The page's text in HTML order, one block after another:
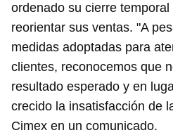
ordenado su cierre
reorientar sus ventas. "A
medidas adoptadas para
clientes, reconocemos que
resultado esperado y en
crecido la insatisfacción de
Cimex en un comunicado.